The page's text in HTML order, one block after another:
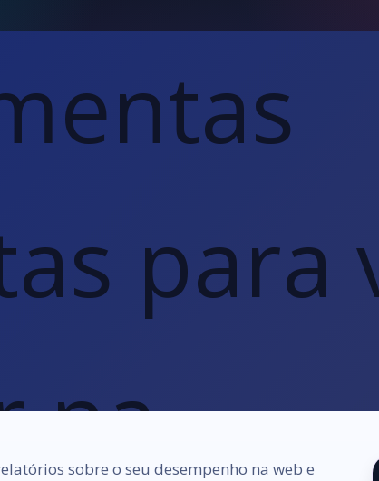
sobre o seu desempenho na web e